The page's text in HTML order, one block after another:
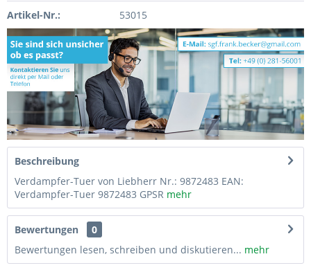
Artikel-Nr.: 53015
Beschreibung
Verdampfer-Tuer von Liebherr Nr.: 9872483 EAN:
Verdampfer-Tuer 9872483 GPSR mehr
Bewertungen
0
Bewertungen lesen, schreiben und diskutieren... mehr